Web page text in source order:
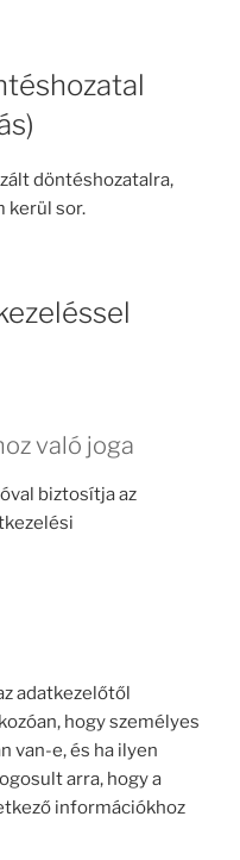
döntéshozatalra,
kerül sor.
való joga
biztosítja az
adatkezelőtől
hogy személyes
van-e, és ha ilyen
arra, hogy a
információkhoz